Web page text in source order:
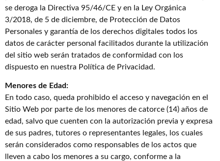
se deroga la Directiva 95/46/CE y en la Ley Orgánica
3/2018, de 5 de diciembre, de Protección de Datos
Personales y garantía de los derechos digitales todos los
datos de carácter personal facilitados durante la utilización
del sitio web serán tratados de conformidad con los
dispuesto en nuestra Política de Privacidad.
Menores de Edad:
En todo caso, queda prohibido el acceso y navegación en el
Sitio Web por parte de los menores de catorce (14) años de
edad, salvo que cuenten con la autorización previa y expresa
de sus padres, tutores o representantes legales, los cuales
serán considerados como responsables de los actos que
lleven a cabo los menores a su cargo, conforme a la